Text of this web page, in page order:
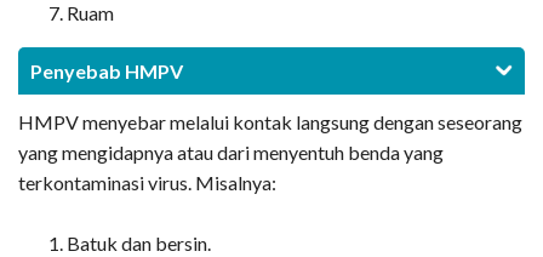
Ruam
Penyebab HMPV
HMPV menyebar melalui kontak langsung dengan seseorang
yang mengidapnya atau dari menyentuh benda yang
terkontaminasi virus. Misalnya:
Batuk dan bersin.